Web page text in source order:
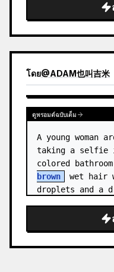
Canvas: Wide
โดย@ADAM也叫吉米
ดูพรอมต์ฉบับเต็ม
A young woman
taking a
colored
brown
wet hair
droplets and a